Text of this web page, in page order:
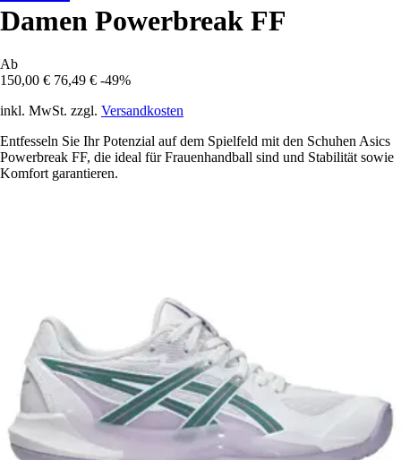
Damen Powerbreak FF
Ab
150,00 € 76,49 € -49%
inkl. MwSt. zzgl. Versandkosten
Entfesseln Sie Ihr Potenzial auf dem Spielfeld mit den Schuhen Asics
Powerbreak FF, die ideal für Frauenhandball sind und Stabilität sowie
Komfort garantieren.